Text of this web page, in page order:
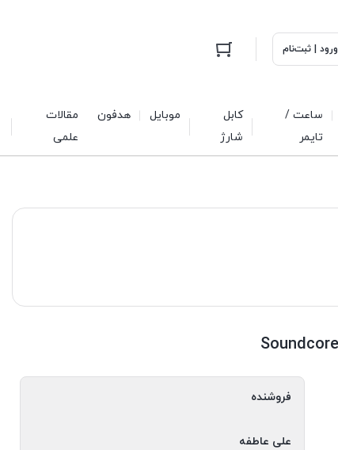
ورود | ثبت‌نام
ساعت /
تایمر
کابل
شارژ
موبایل هدفون
مقالات
علمی
فروشنده
علی عاطفه